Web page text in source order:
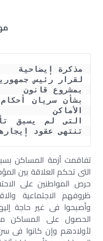
تنتهى عقود
تفاقمت أزمة المساكن
التى تحكم العلاقة بين
حرص المواطنين على
ظروفهم الاجتماعية
وأصبحوا فى غير حاجة
الحصول على المساكن
لأولادهم وإن كانوا فى